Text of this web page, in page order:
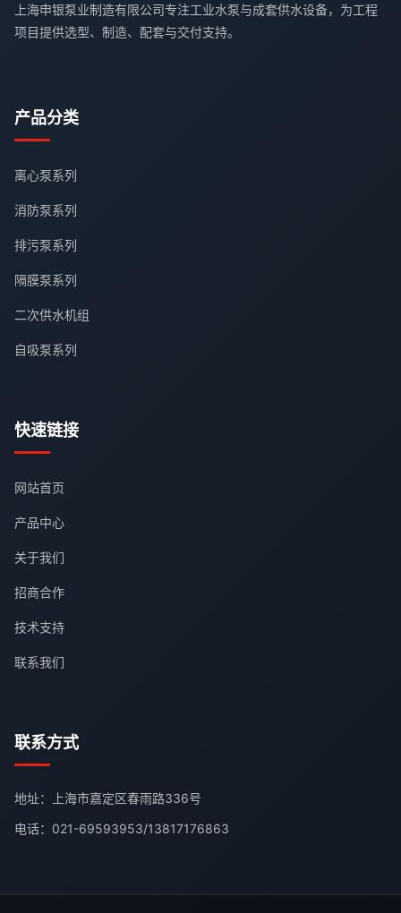
上海申银泵业制造有限公司专注工业水泵与成套供水设备，为工程
项目提供选型、制造、配套与交付支持。
产品分类
离心泵系列
消防泵系列
排污泵系列
隔膜泵系列
二次供水机组
自吸泵系列
快速链接
网站首页
产品中心
关于我们
招商合作
技术支持
联系我们
联系方式
地址：上海市嘉定区春雨路336号
电话： 021-69593953/13817176863